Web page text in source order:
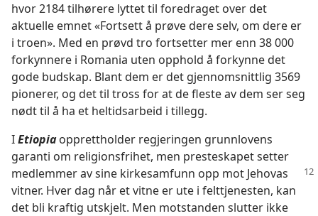
hvor 2184 tilhørere lyttet til foredraget over det
aktuelle emnet «Fortsett å prøve dere selv, om dere er
i troen». Med en prøvd tro fortsetter mer enn 38 000
forkynnere i Romania uten opphold å forkynne det
gode budskap. Blant dem er det gjennomsnittlig 3569
pionerer, og det til tross for at de fleste av dem ser seg
nødt til å ha et heltidsarbeid i tillegg.
IEtiopiaopprettholder regjeringen grunnlovens
garanti om religionsfrihet, men presteskapet setter
medlemmer avsine kirkesamfunn opp mot Jehovas
vitner. Hver dag når et vitne er ute i felttjenesten, kan
det bli kraftig utskjelt. Men motstanden slutter ikke